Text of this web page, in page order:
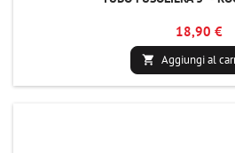
18,90 €
 Aggiungi al